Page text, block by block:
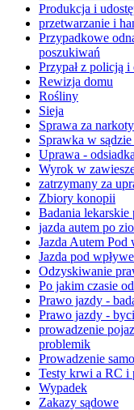
Produkcja i
przetwarzanie i
Przypadkowe
poszukiwań
Przypał z policją i
Rewizja domu
Rośliny
Sieja
Sprawa za
Sprawka w
Uprawa -
Wyrok w
zatrzymany za
Zbiory konopii
Badania lekarskie
jazda autem po
Jazda Autem
Jazda pod
Odzyskiwanie
Po jakim czasie
Prawo jazdy -
Prawo jazdy -
prowadzenie
problemik
Prowadzenie
Testy krwi a RC i
Wypadek
Zakazy sądowe